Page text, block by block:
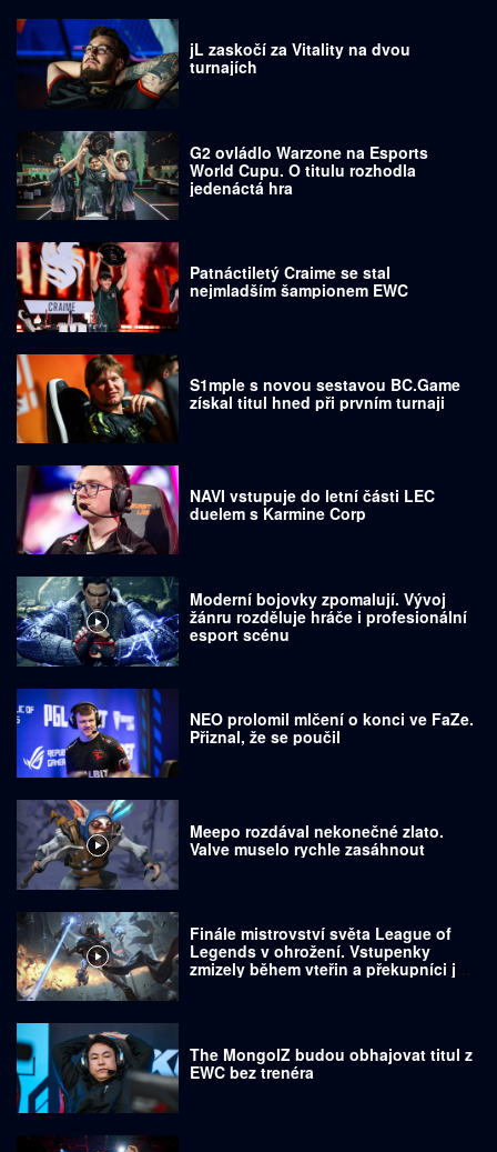
jL zaskočí za Vitality na dvou
turnajích
G2 ovládlo Warzone na Esports
World Cupu. O titulu rozhodla
jedenáctá hra
Patnáctiletý Craime se stal
nejmladším šampionem EWC
S1mple s novou sestavou BC.Game
získal titul hned při prvním turnaji
NAVI vstupuje do letní části LEC
duelem s Karmine Corp
Moderní bojovky zpomalují. Vývoj
žánru rozděluje hráče i profesionální
esport scénu
NEO prolomil mlčení o konci ve FaZe.
Přiznal, že se poučil
Meepo rozdával nekonečné zlato.
Valve muselo rychle zasáhnout
Finále mistrovství světa League of
Legends v ohrožení. Vstupenky
zmizely během vteřin a překupníci je
The MongolZ budou obhajovat titul z
EWC bez trenéra